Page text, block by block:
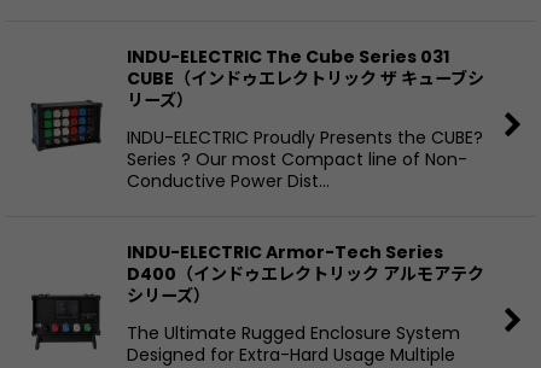
INDU-ELECTRIC The Cube Series 031
CUBE（インドゥエレクトリック ザ キューブシ
リーズ）
INDU-ELECTRIC Proudly Presents the CUBE?
Series ? Our most Compact line of Non-
Conductive Power Dist…
INDU-ELECTRIC Armor-Tech Series
D400（インドゥエレクトリック アルモアテク
シリーズ）
The Ultimate Rugged Enclosure System
Designed for Extra-Hard Usage Multiple